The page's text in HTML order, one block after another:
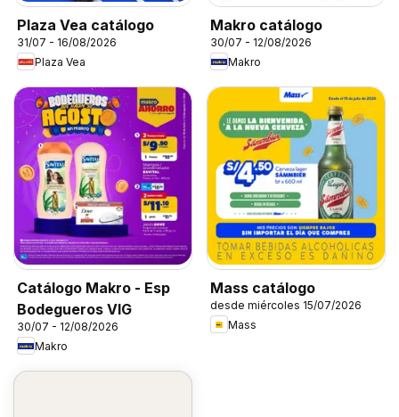
Plaza Vea catálogo
31/07 - 16/08/2026
Plaza Vea
Makro catálogo
30/07 - 12/08/2026
Makro
Catálogo Makro - Esp
Bodegueros VIG
30/07 - 12/08/2026
Makro
Mass catálogo
desde miércoles 15/07/2026
Mass